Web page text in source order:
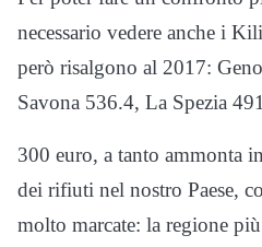
necessario vedere anche i
però risalgono al 2017:
Savona 536.4, La Spezia
300 euro, a tanto ammonta
dei rifiuti nel nostro Paese,
molto marcate: la regione